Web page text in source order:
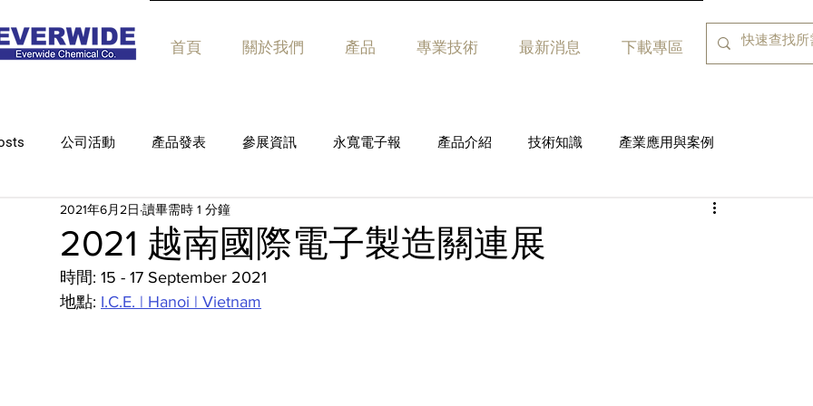
首頁 關於我們 產品 專業技術 最新消息 下載專區
公司活動 產品發表 參展資訊 永寬電子報 產品介紹 技術知識 產業應用與案例
2021 越南國際電子製造關連展
2021年6月2日 讀畢需時 1 分鐘
時間: 15 - 17 September 2021
地點: I.C.E. | Hanoi | Vietnam